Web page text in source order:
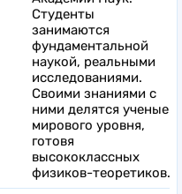
Студенты
занимаются
фундаментальной
наукой, реальными
исследованиями.
Своими знаниями с
ними делятся ученые
мирового уровня,
готовя
высококлассных
физиков-теоретиков.